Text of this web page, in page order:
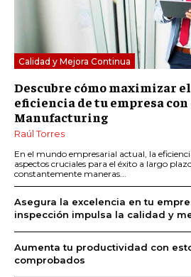
Calidad y Mejora Continua
Descubre cómo maximizar
eficiencia de tu empresa
Manufacturing
Raúl Torres
En el mundo empresarial actual, la
aspectos cruciales para el éxito a largo
constantemente maneras...
Asegura la excelencia en tu
inspección impulsa la calidad y
Aumenta tu productividad con
comprobados